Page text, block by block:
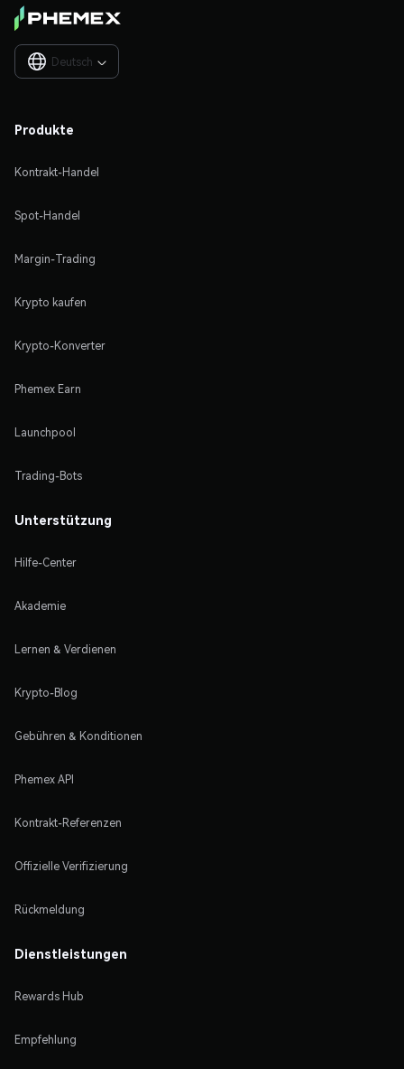
Deutsch 
Produkte
Kontrakt-Handel
Spot-Handel
Margin-Trading
Krypto kaufen
Krypto-Konverter
Phemex Earn
Launchpool
Trading-Bots
Unterstützung
Hilfe-Center
Akademie
Lernen & Verdienen
Krypto-Blog
Gebühren & Konditionen
Phemex API
Kontrakt-Referenzen
Offizielle Verifizierung
Rückmeldung
Dienstleistungen
Rewards Hub
Empfehlung